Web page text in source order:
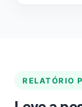
RELATÓRIO